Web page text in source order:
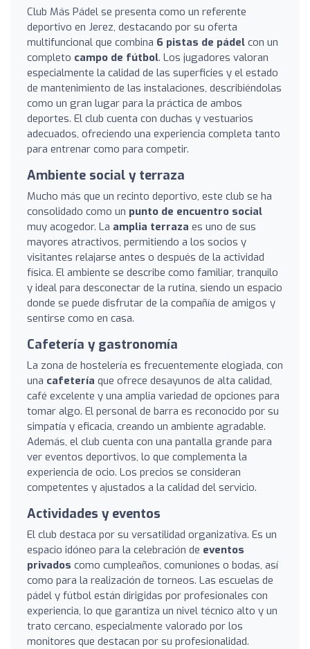
Club Más Pádel se presenta como un referente
deportivo en Jerez, destacando por su oferta
multifuncional que combina 6 pistas de pádel con un
completo campo de fútbol. Los jugadores valoran
especialmente la calidad de las superficies y el estado
de mantenimiento de las instalaciones, describiéndolas
como un gran lugar para la práctica de ambos
deportes. El club cuenta con duchas y vestuarios
adecuados, ofreciendo una experiencia completa tanto
para entrenar como para competir.
Ambiente social y terraza
Mucho más que un recinto deportivo, este club se ha
consolidado como un punto de encuentro social
muy acogedor. La amplia terraza es uno de sus
mayores atractivos, permitiendo a los socios y
visitantes relajarse antes o después de la actividad
física. El ambiente se describe como familiar, tranquilo
y ideal para desconectar de la rutina, siendo un espacio
donde se puede disfrutar de la compañía de amigos y
sentirse como en casa.
Cafetería y gastronomía
La zona de hostelería es frecuentemente elogiada, con
una cafetería que ofrece desayunos de alta calidad,
café excelente y una amplia variedad de opciones para
tomar algo. El personal de barra es reconocido por su
simpatía y eficacia, creando un ambiente agradable.
Además, el club cuenta con una pantalla grande para
ver eventos deportivos, lo que complementa la
experiencia de ocio. Los precios se consideran
competentes y ajustados a la calidad del servicio.
Actividades y eventos
El club destaca por su versatilidad organizativa. Es un
espacio idóneo para la celebración de eventos
privados como cumpleaños, comuniones o bodas, así
como para la realización de torneos. Las escuelas de
pádel y fútbol están dirigidas por profesionales con
experiencia, lo que garantiza un nivel técnico alto y un
trato cercano, especialmente valorado por los
monitores que destacan por su profesionalidad.